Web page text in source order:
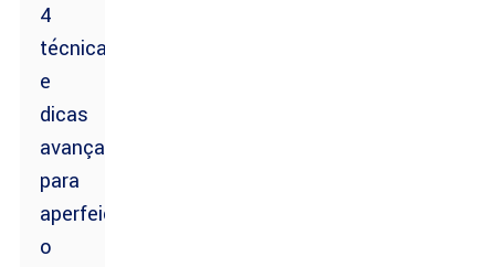
4
técnicas
e
dicas
avançadas
para
aperfeiçoar
o